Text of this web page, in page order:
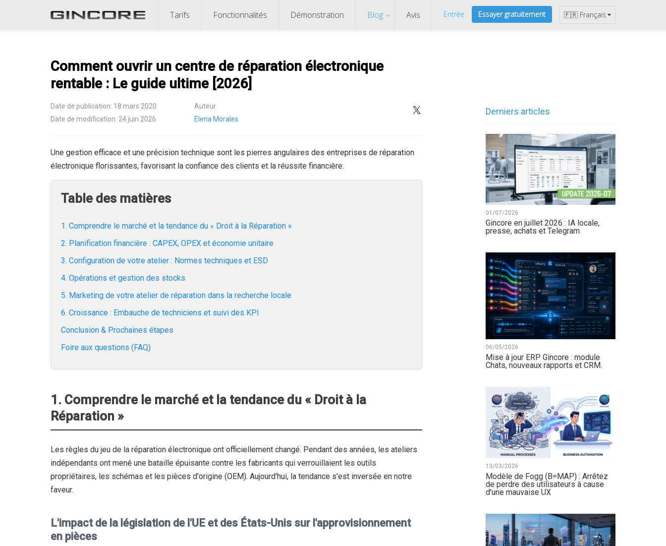
Entrée Essayer gratuitement 🇫🇷 Français
Tarifs Fonctionnalités Démonstration Blog Avis
Comment ouvrir un centre de réparation électronique
rentable : Le guide ultime [2026]
Date de publication: 18 mars 2020
Date de modification: 24 juin 2026
Auteur
Elena Morales
Une gestion efficace et une précision technique sont les pierres angulaires des entreprises de réparation
électronique florissantes, favorisant la confiance des clients et la réussite financière.
Table des matières
1. Comprendre le marché et la tendance du « Droit à la Réparation »
2. Planification financière : CAPEX, OPEX et économie unitaire
3. Configuration de votre atelier : Normes techniques et ESD
4. Opérations et gestion des stocks
5. Marketing de votre atelier de réparation dans la recherche locale
6. Croissance : Embauche de techniciens et suivi des KPI
Conclusion & Prochaines étapes
Foire aux questions (FAQ)
1. Comprendre le marché et la tendance du « Droit à la
Réparation »
Les règles du jeu de la réparation électronique ont officiellement changé. Pendant des années, les ateliers
indépendants ont mené une bataille épuisante contre les fabricants qui verrouillaient les outils
propriétaires, les schémas et les pièces d'origine (OEM). Aujourd'hui, la tendance s'est inversée en notre
faveur.
L'impact de la législation de l'UE et des États-Unis sur l'approvisionnement
en pièces
Derniers articles
01/07/2026
Gincore en juillet 2026 : IA locale,
presse, achats et Telegram
06/05/2026
Mise à jour ERP Gincore : module
Chats, nouveaux rapports et CRM.
13/03/2026
Modèle de Fogg (B=MAP) : Arrêtez
de perdre des utilisateurs à cause
d'une mauvaise UX